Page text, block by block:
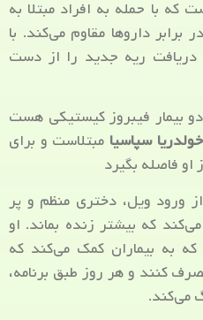
که با حمله به افراد مبتلا به
داروها مقاوم می‌کند. با
دریافت ریه جدید را از دست
بیمار فیبروز کیستیکی هست
سپاسیا مبتلاست و برای
فاصله بگیرد
ورود ویل، دختری منظم و پر
که بیشتر زنده بماند. او
که به بیماران کمک می‌کند که
کنند و هر روز طبق برنامه،
می‌کند.